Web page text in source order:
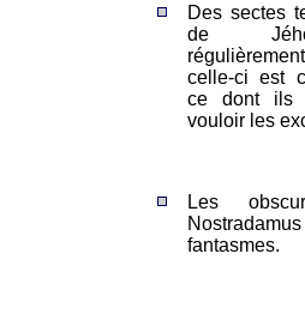
Des sectes
de
celle-ci est
ce dont ils
vouloir les
Les
fantasmes.